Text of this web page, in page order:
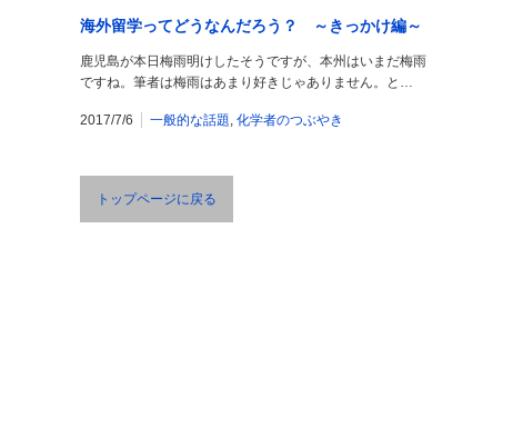
海外留学ってどうなんだろう？ ～きっかけ編～
鹿児島が本日梅雨明けしたそうですが、本州はいまだ梅雨
ですね。筆者は梅雨はあまり好きじゃありません。と…
2017/7/6 一般的な話題, 化学者のつぶやき
トップページに戻る